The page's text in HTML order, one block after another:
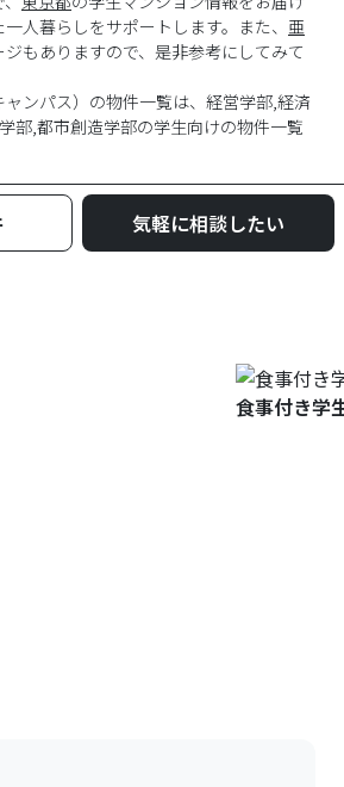
人暮らしをサポートします。また、 亜
もありますので、是非参考にしてみて
ャンパス）の物件一覧は、 経営学部,経済
部,都市創造学部の学生向けの物件一覧
気軽に相談したい
食事付き学